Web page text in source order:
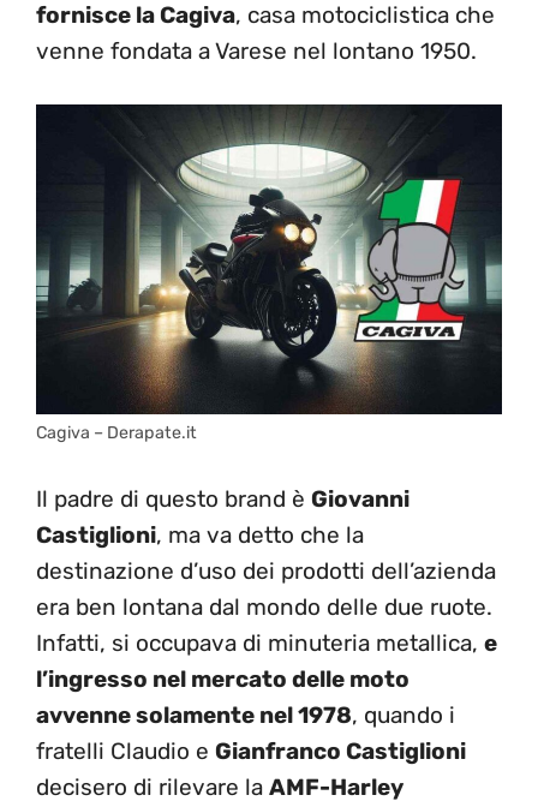
fornisce la Cagiva, casa motociclistica che
venne fondata a Varese nel lontano 1950.
Cagiva – Derapate.it
Il padre di questo brand è Giovanni
Castiglioni, ma va detto che la
destinazione d’uso dei prodotti dell’azienda
era ben lontana dal mondo delle due ruote.
Infatti, si occupava di minuteria metallica, e
l’ingresso nel mercato delle moto
avvenne solamente nel 1978, quando i
fratelli Claudio e Gianfranco Castiglioni
decisero di rilevare la AMF-Harley